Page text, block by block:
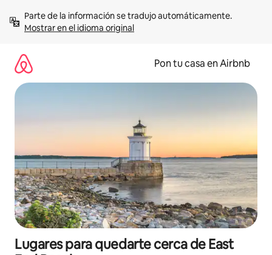
contenidoMostrar en el idioma original
Pon tu casa en Airbnb
Lugares para quedarte cerca de East